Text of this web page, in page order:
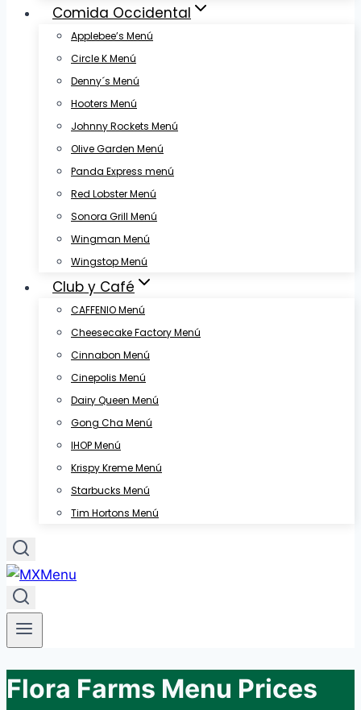
Comida Occidental
Applebee’s Menú
Circle K Menú
Denny´s Menú
Hooters Menú
Johnny Rockets Menú
Olive Garden Menú
Panda Express menú
Red Lobster Menú
Sonora Grill Menú
Wingman Menú
Wingstop Menú
Club y Café
CAFFENIO Menú
Cheesecake Factory Menú
Cinnabon Menú
Cinepolis Menú
Dairy Queen Menú
Gong Cha Menú
IHOP Menú
Krispy Kreme Menú
Starbucks Menú
Tim Hortons Menú
Flora Farms Menu Prices